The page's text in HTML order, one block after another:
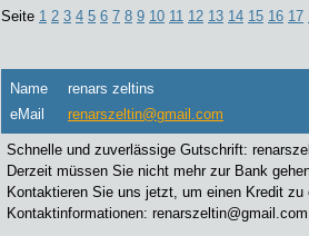
Seite 1 2 3 4 5 6 7 8 9 10 11 12 13 14 15 16 17
Name
renars zeltins
eMail
renarszeltin@gmail.com
Schnelle und zuverlässige Gutschrift:
Derzeit müssen Sie nicht mehr zur Bank
Kontaktieren Sie uns jetzt, um einen Kredit zu
Kontaktinformationen: renarszeltin@gmail.com